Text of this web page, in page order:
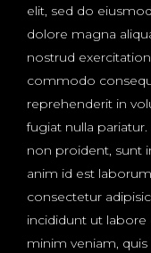
elit, sed do
dolore magna
nostrud
commodo
reprehenderit in
fugiat nulla
non proident, sunt
anim id est
consectetur
incididunt ut
minim veniam,